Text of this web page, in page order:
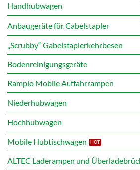
Handhubwagen
Anbaugeräte für Gabelstapler
„Scrubby“ Gabelstaplerkehrbesen
Bodenreinigungsgeräte
Ramplo Mobile Auffahrrampen
Niederhubwagen
Hochhubwagen
Mobile Hubtischwagen
ALTEC Laderampen und